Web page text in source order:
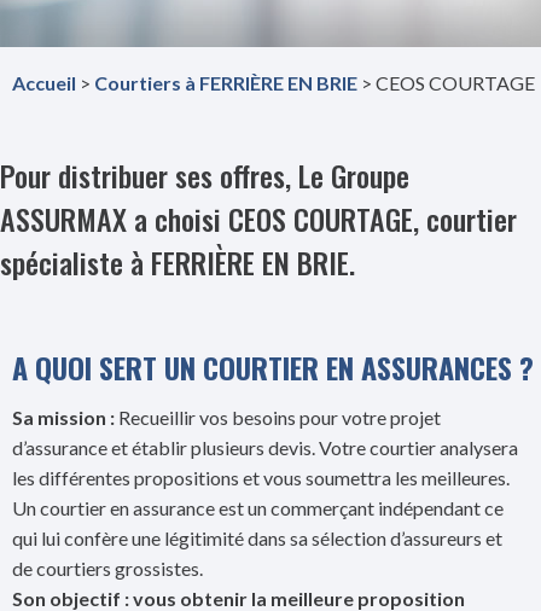
Accueil > Courtiers à FERRIÈRE EN BRIE > CEOS COURTAGE
Pour distribuer ses offres, Le Groupe
ASSURMAX a choisi CEOS COURTAGE, courtier
spécialiste à FERRIÈRE EN BRIE.
A QUOI SERT UN COURTIER EN ASSURANCES ?
Sa mission : Recueillir vos besoins pour votre projet
d’assurance et établir plusieurs devis. Votre courtier analysera
les différentes propositions et vous soumettra les meilleures.
Un courtier en assurance est un commerçant indépendant ce
qui lui confère une légitimité dans sa sélection d’assureurs et
de courtiers grossistes.
Son objectif : vous obtenir la meilleure proposition